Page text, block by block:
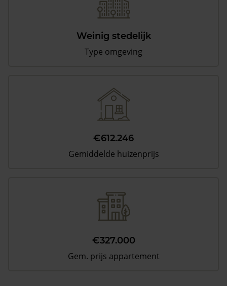
Weinig stedelijk
Type omgeving
€612.246
Gemiddelde huizenprijs
€327.000
Gem. prijs appartement